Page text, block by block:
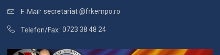
E-Mail: secretariat @frkempo.ro
Telefon/Fax: 0723 38 48 24